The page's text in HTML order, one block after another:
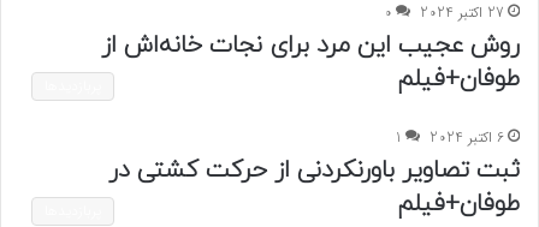
27 اکتبر 2024 0
روش عجیب این مرد برای نجات خانه‌اش از
طوفان+فیلم
6 اکتبر 2024 1
ثبت تصاویر باورنکردنی از حرکت کشتی در
طوفان+فیلم